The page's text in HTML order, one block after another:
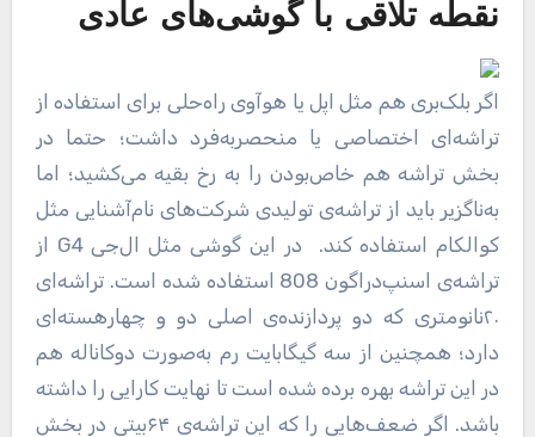
نقطه تلاقی با گوشی‌های عادی
اگر بلک‌بری هم مثل اپل یا هوآوی راه‌حلی برای استفاده از
تراشه‌ا‌ی اختصاصی یا منحصربه‌فرد داشت؛ حتما در
بخش تراشه هم خاص‌بودن را به رخ بقیه می‌کشید؛ اما
به‌ناگزیر باید از تراشه‌ی تولیدی شرکت‌های نام‌آشنایی مثل
کوالکام استفاده کند. در این گوشی مثل ال‌جی G4 از
تراشه‌ی اسنپ‌دراگون 808 استفاده ‌شده است. تراشه‌ای
۲۰نانومتری که دو پردازنده‌ی اصلی دو و چهارهسته‌ای
دارد؛ همچنین از سه گیگابایت رم به‌صورت دوکاناله هم
در این تراشه بهره برده شده است تا نهایت کارایی را داشته
باشد. اگر ضعف‌هایی را که این تراشه‌ی ۶۴بیتی در بخش